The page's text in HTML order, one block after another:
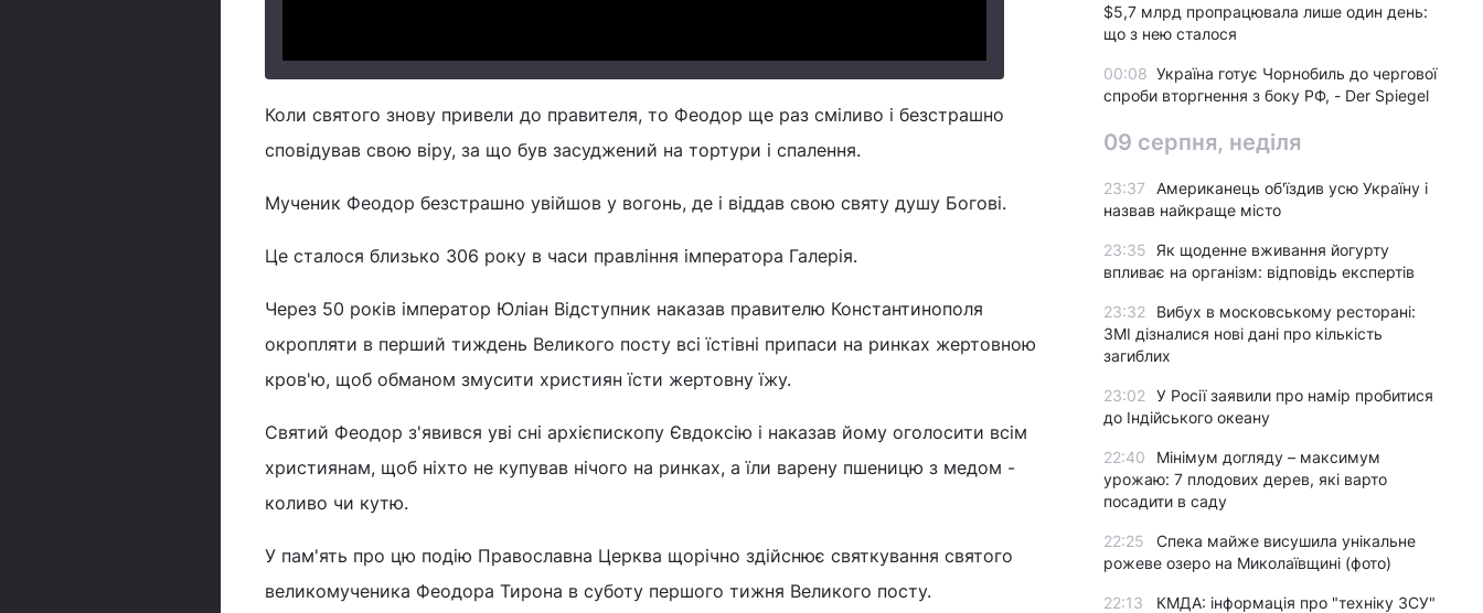
Коли святого знову привели до правителя, то Феодор ще раз сміливо і безстрашно
сповідував свою віру, за що був засуджений на тортури і спалення.
Мученик Феодор безстрашно увійшов у вогонь, де і віддав свою святу душу Богові.
Це сталося близько 306 року в часи правління імператора Галерія.
Через 50 років імператор Юліан Відступник наказав правителю Константинополя
окропляти в перший тиждень Великого посту всі їстівні припаси на ринках жертовною
кров'ю, щоб обманом змусити християн їсти жертовну їжу.
Святий Феодор з'явився уві сні архієпископу Євдоксію і наказав йому оголосити всім
християнам, щоб ніхто не купував нічого на ринках, а їли варену пшеницю з медом -
коливо чи кутю.
У пам'ять про цю подію Православна Церква щорічно здійснює святкування святого
великомученика Феодора Тирона в суботу першого тижня Великого посту.
$5,7 млрд пропрацювала лише один день:
що з нею сталося
00:08 Україна готує Чорнобиль до чергової
спроби вторгнення з боку РФ, - Der Spiegel
09 серпня, неділя
23:37
Американець об'їздив усю Україну і
назвав найкраще місто
23:35 Як щоденне вживання йогурту
впливає на організм: відповідь експертів
23:32
Вибух в московському ресторані:
ЗМІ дізналися нові дані про кількість
загиблих
23:02
У Росії заявили про намір пробитися
до Індійського океану
22:40
Мінімум догляду – максимум
урожаю: 7 плодових дерев, які варто
посадити в саду
22:25
Спека майже висушила унікальне
рожеве озеро на Миколаївщині (фото)
22:13
КМДА: інформація про "техніку ЗСУ"